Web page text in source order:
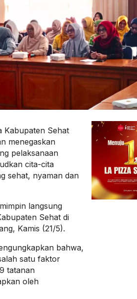
Kabupaten Sehat
menegaskan
pelaksanaan
cita-cita
sehat, nyaman dan
langsung
Sehat di
Kamis (21/5).
bahwa,
satu faktor
tatanan
oleh